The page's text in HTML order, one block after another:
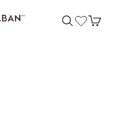
検索を開く
カー